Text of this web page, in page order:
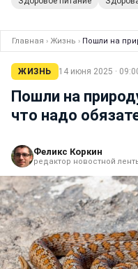
Главная › Жизнь › Пошли на
ЖИЗНЬ 14 июня 2025 ·
Пошли на
что надо
Феликс Коркин
редактор новостной